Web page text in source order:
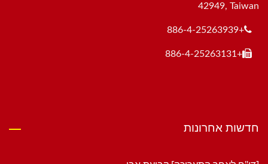
42949, Taiwan
+886-4-25263939
+886-4-25263131
חדשות אחרונות